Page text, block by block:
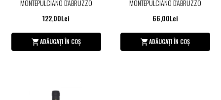
MONTEPULCIANO D'ABRUZZO
122,00Lei
ADĂUGAȚI ÎN COȘ
MONTEPULCIANO D'ABRUZZO
66,00Lei
ADĂUGAȚI ÎN COȘ